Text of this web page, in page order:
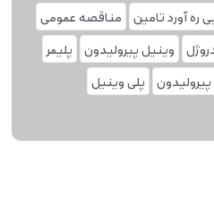
ره آورد تامین
مناقصه عمومی
وینیل پیرولیدون
پلیمر
پلی‌ وینیل